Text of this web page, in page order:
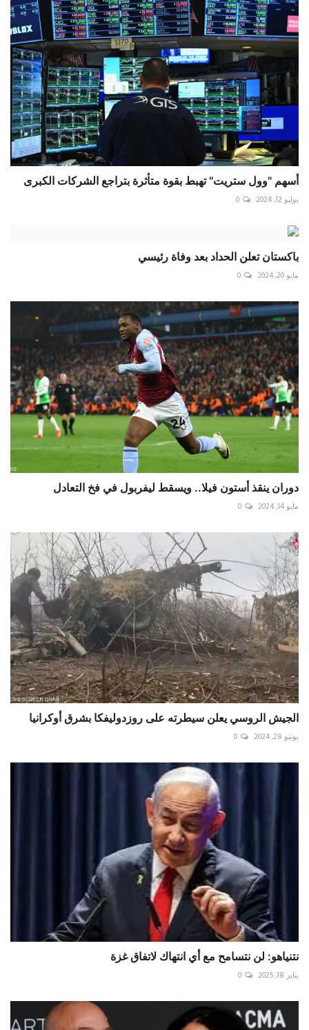
أسهم "وول ستريت" تهبط بقوة متأثرة بتراجع الشركات الكبرى
يوليو 12, 2024 0
باكستان تعلن الحداد بعد وفاة رئيسي
مايو 20, 2024 0
دوران ينقذ أستون فيلا.. ويسقط ليفربول في فخ التعادل
مايو 14, 2024 0
الجيش الروسي يعلن سيطرته على روزدوليفكا بشرق أوكرانيا
يونيو 28, 2024 0
نتنياهو: لن نتسامح مع أي انتهاك لاتفاق غزة
يناير 18, 2025 0